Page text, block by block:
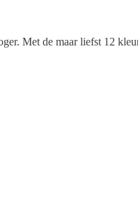
Met de maar liefst 12